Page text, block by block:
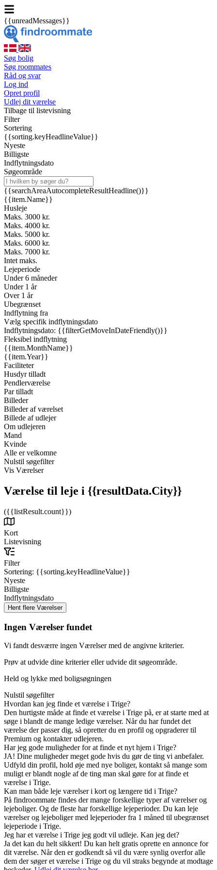
{{unreadMessages}}
Søg bolig
Søg roommates
Råd og svar
Log ind
Opret profil
Udlej dit værelse
Tilbage til listevisning
Filter
Sortering
{{sorting.keyHeadlineValue}}
Nyeste
Billigste
Indflytningsdato
Søgeområde
{{searchAreaAutocompleteResultHeadline()}}
{{item.Name}}
Husleje
Maks. 3000 kr.
Maks. 4000 kr.
Maks. 5000 kr.
Maks. 6000 kr.
Maks. 7000 kr.
Intet maks.
Lejeperiode
Under 6 måneder
Under 1 år
Over 1 år
Ubegrænset
Indflytning fra
Vælg specifik indflytningsdato
Indflytningsdato: {{filterGetMoveInDateFriendly()}}
Fleksibel indflytning
{{item.MonthName}}
{{item.Year}}
Faciliteter
Husdyr tilladt
Pendlerværelse
Par tilladt
Billeder
Billeder af værelset
Billede af udlejer
Om udlejeren
Mand
Kvinde
Alle er velkomne
Nulstil søgefilter
Vis Værelser
Værelse til leje i {{resultData.City}}
({{listResult.count}})
Kort
Listevisning
Filter
Sortering: {{sorting.keyHeadlineValue}}
Nyeste
Billigste
Indflytningsdato
Ingen Værelser fundet
Vi fandt desværre ingen Værelser med de angivne kriterier.
Prøv at udvide dine kriterier eller udvide dit søgeområde.
Held og lykke med boligsøgningen
Nulstil søgefilter
Hvordan kan jeg finde et værelse i Trige?
Den hurtigste måde at finde et værelse i Trige på, er at starte med at
søge i blandt de mange ledige værelser. Når du har fundet det
værelse der passer dig, så opretter du en profil og opgraderer til
Premium og kontakter udlejeren.
Har jeg gode muligheder for at finde et nyt hjem i Trige?
JA! Dine muligheder meget gode hvis du gør de ting vi anbefaler.
Udfyld din profil, hold øje med nye boliger, kontakt så mange som
muligt er blandt nogle af de ting man skal gøre for at finde et
værelse i Trige.
Kan man både leje værelser i kort og længere tid i Trige?
På findroommate findes der mange forskellige typer af værelser og
lejeboliger. Og de fleste har forskellige lejeperioder. Du kan leje
værelser og lejeboliger med lejeperioder fra 1 måned til ubegrænset
lejeperiode i Trige.
Jeg har et værelse i Trige jeg godt vil udleje. Kan jeg det?
Ja det kan du helt sikkert! Du kan helt gratis oprette en annonce for
dit værelse. Når den er godkendt så vil du være synlig overfor alle
dem der søger et værelse i Trige og du vil straks begynde at modtage